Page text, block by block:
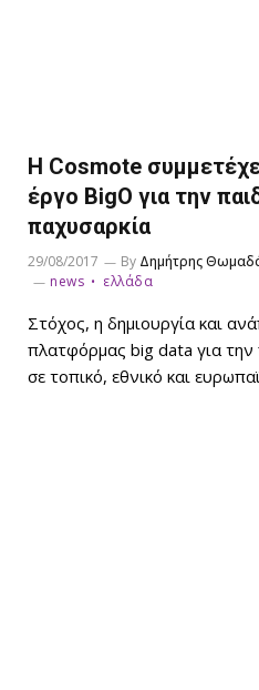
Η Cosmote
έργο BigO για την
παχυσαρκία
29/08/2017 By Δημήτρης
news
ελλάδα
Στόχος, η δημιουργία και
πλατφόρμας big data για
σε τοπικό, εθνικό και